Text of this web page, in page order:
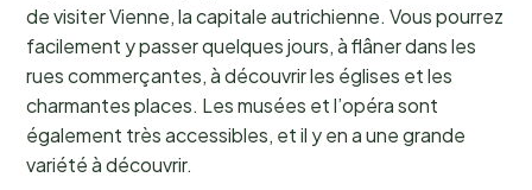
de visiter Vienne, la capitale autrichienne. Vous pourrez
facilement y passer quelques jours, à flâner dans les
rues commerçantes, à découvrir les églises et les
charmantes places. Les musées et l’opéra sont
également très accessibles, et il y en a une grande
variété à découvrir.